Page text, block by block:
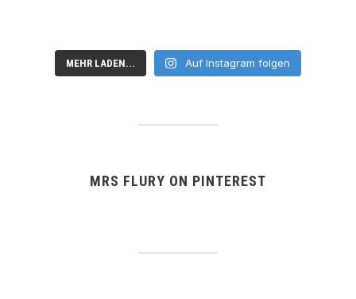
MEHR LADEN... Auf Instagram folgen
MRS FLURY ON PINTEREST